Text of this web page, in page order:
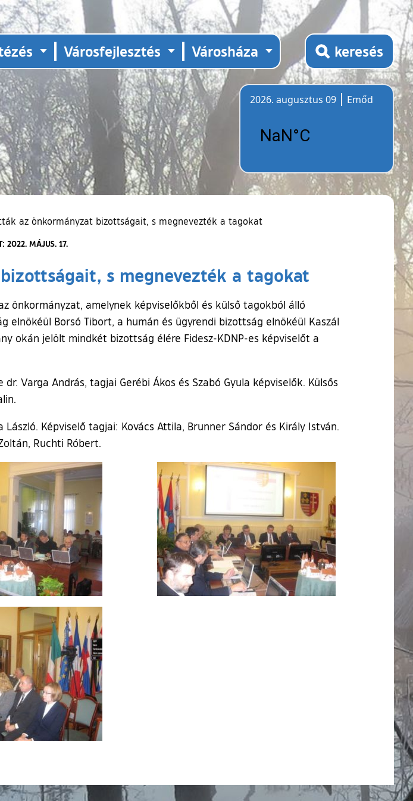
Városfejlesztés Városháza keresés
2026. augusztus 09
Emőd
az önkormányzat bizottságait, s megnevezték a tagokat
2022. MÁJUS. 17.
s megnevezték a tagokat
amelynek képviselőkből és külső tagokból álló
Borsó Tibort, a humán és ügyrendi bizottság elnökéül Kaszál
okán jelölt mindkét bizottság élére Fidesz-KDNP-es képviselőt a
Varga András, tagjai Gerébi Ákos és Szabó Gyula képviselők. Külsős
Képviselő tagjai: Kovács Attila, Brunner Sándor és Király István.
Ruchti Róbert.